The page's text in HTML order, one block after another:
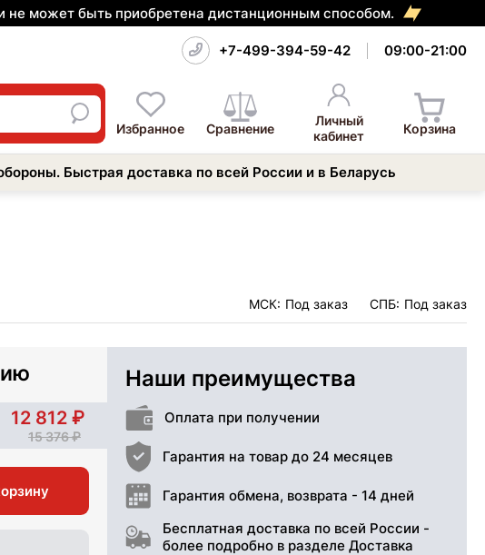
не может быть приобретена дистанционным способом.
+7-499-394-59-42 09:00-21:00
Избранное Сравнение
Личный
кабинет
Корзина
Быстрая доставка по всей России и в Беларусь
МСК: Под заказ СПБ: Под заказ
12 812
15 376
Наши преимущества
Оплата при получении
Гарантия на товар до 24 месяцев
Гарантия обмена, возврата - 14 дней
Бесплатная доставка по всей России -
более подробно в разделе Доставка